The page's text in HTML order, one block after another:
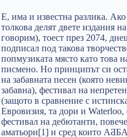
Е, има и известна разлика.
толкова делят двете издания
говорим), тоест през 2074,
подписал под такова
попмузиката място като
писмено. Но принципът си
на забавната песен (която
забавна), фестивал на
(защото в сравнение с
Евровизия, та дори и Waterloo,
фестивал на дебютанти,
аматьори[1] и сред които